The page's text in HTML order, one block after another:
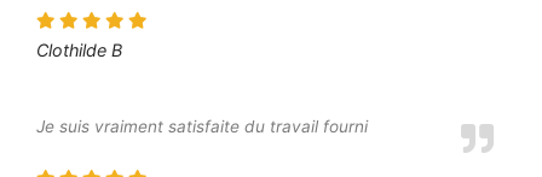
Clothilde B
Je suis vraiment satisfaite du travail fourni